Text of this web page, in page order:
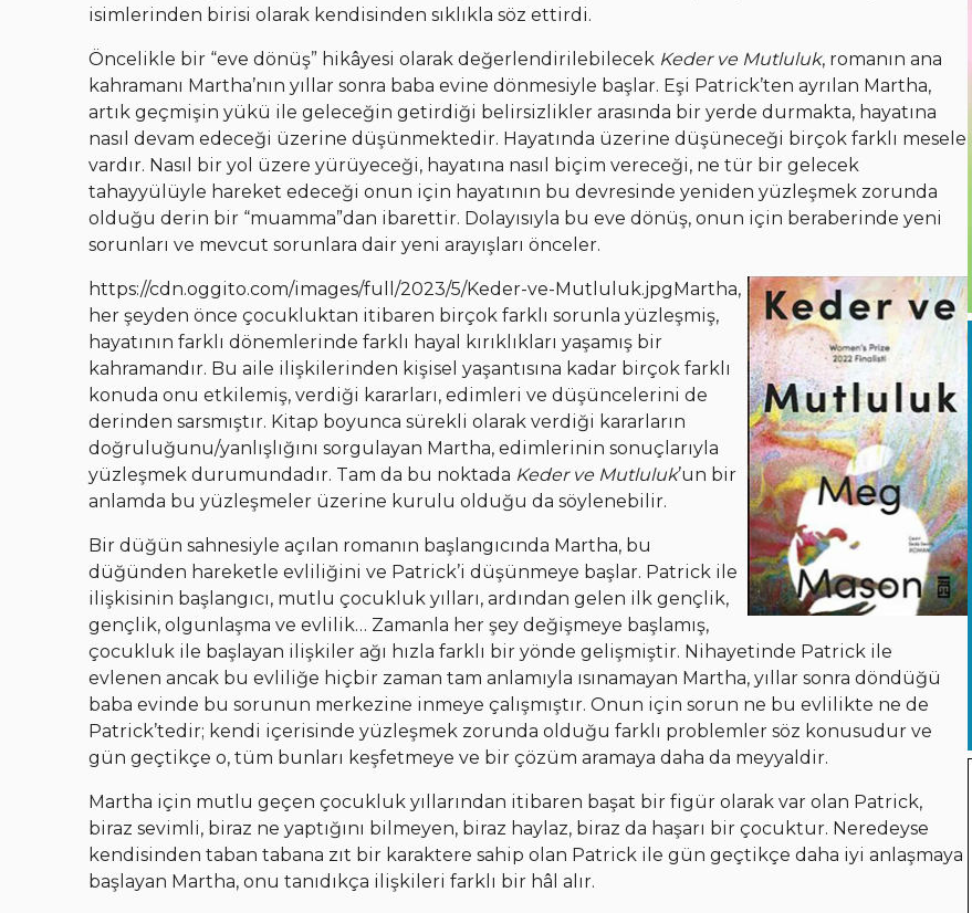
isimlerinden birisi olarak kendisinden sıklıkla söz ettirdi.
Öncelikle bir “eve dönüş” hikâyesi olarak değerlendirilebilecek Keder ve Mutluluk, romanın ana
kahramanı Martha’nın yıllar sonra baba evine dönmesiyle başlar. Eşi Patrick’ten ayrılan Martha,
artık geçmişin yükü ile geleceğin getirdiği belirsizlikler arasında bir yerde durmakta, hayatına
nasıl devam edeceği üzerine düşünmektedir. Hayatında üzerine düşüneceği birçok farklı mesele
vardır. Nasıl bir yol üzere yürüyeceği, hayatına nasıl biçim vereceği, ne tür bir gelecek
tahayyülüyle hareket edeceği onun için hayatının bu devresinde yeniden yüzleşmek zorunda
olduğu derin bir “muamma”dan ibarettir. Dolayısıyla bu eve dönüş, onun için beraberinde yeni
sorunları ve mevcut sorunlara dair yeni arayışları önceler.
https://cdn.oggito.com/images/full/2023/5/Keder-ve-Mutluluk.jpgMartha,
her şeyden önce çocukluktan itibaren birçok farklı sorunla yüzleşmiş,
hayatının farklı dönemlerinde farklı hayal kırıklıkları yaşamış bir
kahramandır. Bu aile ilişkilerinden kişisel yaşantısına kadar birçok farklı
konuda onu etkilemiş, verdiği kararları, edimleri ve düşüncelerini de
derinden sarsmıştır. Kitap boyunca sürekli olarak verdiği kararların
doğruluğunu/yanlışlığını sorgulayan Martha, edimlerinin sonuçlarıyla
yüzleşmek durumundadır. Tam da bu noktada Keder ve Mutluluk’un bir
anlamda bu yüzleşmeler üzerine kurulu olduğu da söylenebilir.
Bir düğün sahnesiyle açılan romanın başlangıcında Martha, bu
düğünden hareketle evliliğini ve Patrick’i düşünmeye başlar. Patrick ile
ilişkisinin başlangıcı, mutlu çocukluk yılları, ardından gelen ilk gençlik,
gençlik, olgunlaşma ve evlilik… Zamanla her şey değişmeye başlamış,
çocukluk ile başlayan ilişkiler ağı hızla farklı bir yönde gelişmiştir. Nihayetinde Patrick ile
evlenen ancak bu evliliğe hiçbir zaman tam anlamıyla ısınamayan Martha, yıllar sonra döndüğü
baba evinde bu sorunun merkezine inmeye çalışmıştır. Onun için sorun ne bu evlilikte ne de
Patrick’tedir; kendi içerisinde yüzleşmek zorunda olduğu farklı problemler söz konusudur ve
gün geçtikçe o, tüm bunları keşfetmeye ve bir çözüm aramaya daha da meyyaldir.
Martha için mutlu geçen çocukluk yıllarından itibaren başat bir figür olarak var olan Patrick,
biraz sevimli, biraz ne yaptığını bilmeyen, biraz haylaz, biraz da haşarı bir çocuktur. Neredeyse
kendisinden taban tabana zıt bir karaktere sahip olan Patrick ile gün geçtikçe daha iyi anlaşmaya
başlayan Martha, onu tanıdıkça ilişkileri farklı bir hâl alır.